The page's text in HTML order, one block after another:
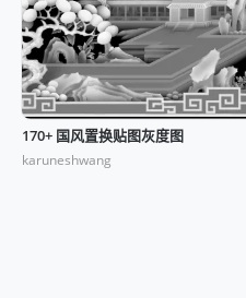
170+ 国风置换贴图灰度图
karuneshwang